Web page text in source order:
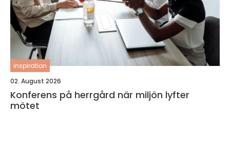
inspiration
02. August 2026
Konferens på herrgård när miljön lyfter
mötet